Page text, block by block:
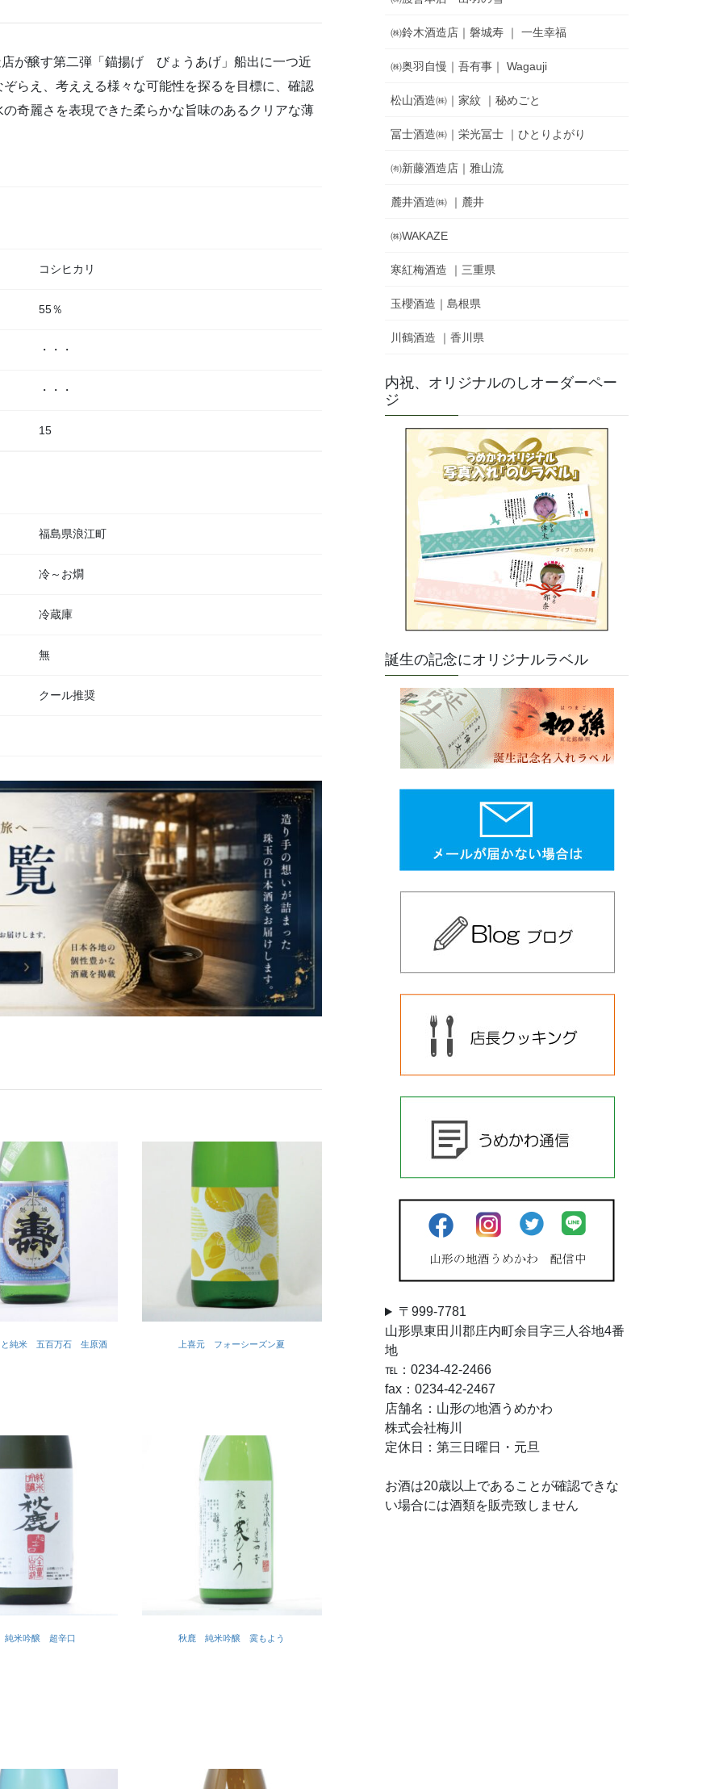
が醸す第二弾「錨揚げ びょうあげ」船出に一つ近
らえ、考ええる様々な可能性を探るを目標に、確認
奇麗さを表現できた柔らかな旨味のあるクリアな薄
コシヒカリ
55％
・・・
・・・
15
福島県浪江町
冷～お燗
冷蔵庫
無
クール推奨
純米 五百万石 生原酒 上喜元 フォーシーズン夏
米吟醸 超辛口 秋鹿 純米吟醸 霙もよう
㈱鈴木酒造店｜磐城寿 ｜ 一生幸福
㈱奥羽自慢｜吾有事｜ Wagauji
松山酒造㈱｜家紋 ｜秘めごと
冨士酒造㈱｜栄光冨士 ｜ひとりよがり
㈲新藤酒造店｜雅山流
麓井酒造㈱ ｜麓井
㈱WAKAZE
寒紅梅酒造 ｜三重県
玉櫻酒造｜島根県
川鶴酒造 ｜香川県
内祝、オリジナルのしオーダーペー
ジ
誕生の記念にオリジナルラベル
〒999-7781
山形県東田川郡庄内町余目字三人谷地4番
地
℡：0234-42-2466
fax：0234-42-2467
店舗名：山形の地酒うめかわ
株式会社梅川
定休日：第三日曜日・元旦
お酒は20歳以上であることが確認できな
い場合には酒類を販売致しません